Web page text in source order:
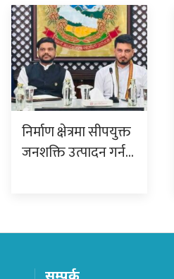
निर्माण क्षेत्रमा सीपयुक्त
जनशक्ति उत्पादन गर्न…